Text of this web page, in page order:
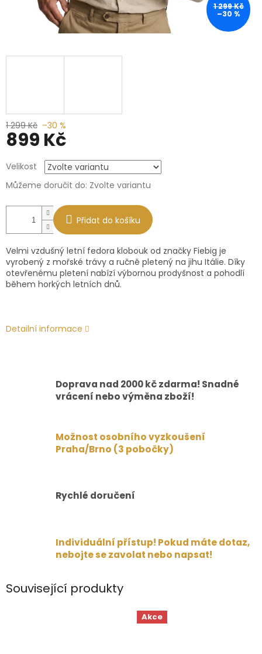
1 299 Kč
–30 %
1 299 Kč –30 %
899 Kč
cena:
Velikost
Můžeme doručit do: Zvolte variantu
Přidat do košíku
Velmi vzdušný letní fedora klobouk od značky Fiebig je
vyrobený z mořské trávy a ručně pletený na jihu Itálie. Díky
otevřenému pletení nabízí výbornou prodyšnost a pohodlí
během horkých letních dnů.
Detailní informace
Doprava nad 2000 kč zdarma! Snadné
vrácení nebo výměna zboží!
Možnost osobního vyzkoušení
Praha/Brno (3 pobočky)
Rychlé doručení
Individuální přístup! Pokud máte dotaz,
nebojte se zavolat nebo napsat!
Související produkty
Akce